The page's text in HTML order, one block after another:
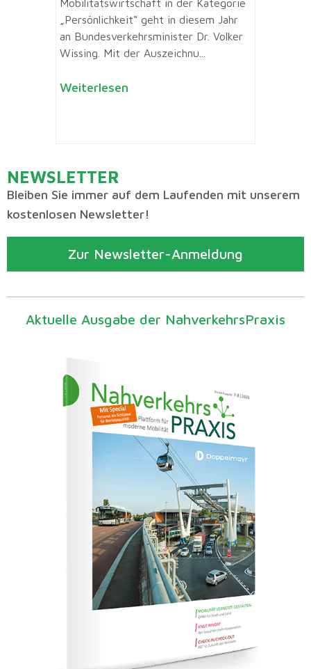
Mobilitätswirtschaft in der Kategorie
„Persönlichkeit“ geht in diesem Jahr
an Bundesverkehrsminister Dr. Volker
Wissing. Mit der Auszeichnu...
Weiterlesen
NEWSLETTER
Bleiben Sie immer auf dem Laufenden mit unserem
kostenlosen Newsletter!
Zur Newsletter-Anmeldung
Aktuelle Ausgabe der NahverkehrsPraxis